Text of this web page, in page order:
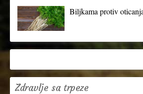
Biljkama protiv
Zdravlje sa trpeze